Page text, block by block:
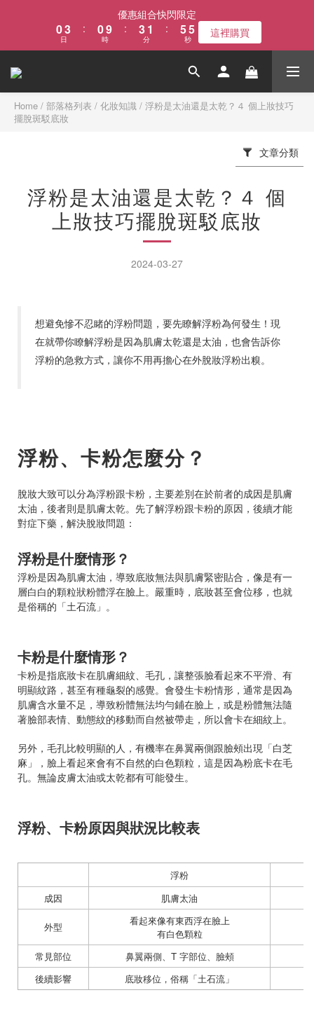
優惠組合快閃限定
03
2
日
:
09
8
5
4
時
:
4
3
2
2
1
0
分
:
6
5
4
1
0
5
4
3
2
1
0
秒 這裡購買
Home / 部落格列表 / 化妝知識 / 浮粉是太油還是太乾？４ 個上妝技巧
擺脫斑駁底妝
文章分類
浮粉是太油還是太乾？４ 個
上妝技巧擺脫斑駁底妝
2024-03-27
想避免慘不忍睹的浮粉問題，要先瞭解浮粉為何發生！現
在就帶你瞭解浮粉是因為肌膚太乾還是太油，也會告訴你
浮粉的急救方式，讓你不用再擔心在外脫妝浮粉出糗。
浮粉、卡粉怎麼分？
脫妝大致可以分為浮粉跟卡粉，主要差別在於前者的成因是肌膚
太油，後者則是肌膚太乾。先了解浮粉跟卡粉的原因，後續才能
對症下藥，解決脫妝問題：
浮粉是什麼情形？
浮粉是因為肌膚太油，導致底妝無法與肌膚緊密貼合，像是有一
層白白的顆粒狀粉體浮在臉上。嚴重時，底妝甚至會位移，也就
是俗稱的「土石流」。
卡粉是什麼情形？
卡粉是指底妝卡在肌膚細紋、毛孔，讓整張臉看起來不平滑、有
明顯紋路，甚至有種龜裂的感覺。會發生卡粉情形，通常是因為
肌膚含水量不足，導致粉體無法均勻鋪在臉上，或是粉體無法隨
著臉部表情、動態紋的移動而自然被帶走，所以會卡在細紋上。
另外，毛孔比較明顯的人，有機率在鼻翼兩側跟臉頰出現「白芝
麻」，臉上看起來會有不自然的白色顆粒，這是因為粉底卡在毛
孔。無論皮膚太油或太乾都有可能發生。
浮粉、卡粉原因與狀況比較表
浮粉
成因
肌膚太油
外型
看起來像有東西浮在臉上
有白色顆粒
常見部位
鼻翼兩側、T 字部位、臉頰
後續影響
底妝移位，俗稱「土石流」